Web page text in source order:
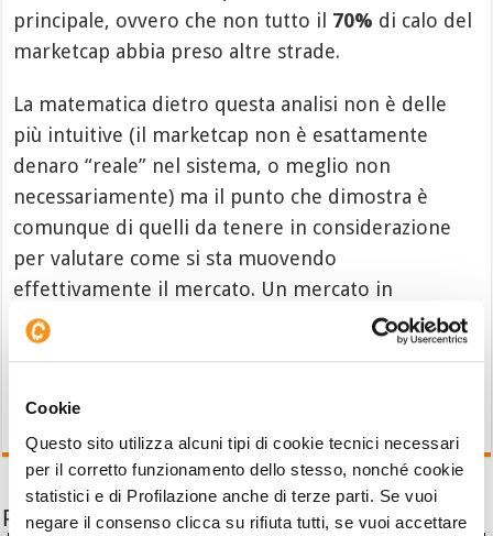
Cookie
Questo sito utilizza alcuni tipi di cookie tecnici necessari
per il corretto funzionamento dello stesso, nonché cookie
statistici e di Profilazione anche di terze parti. Se vuoi
negare il consenso clicca su rifiuta tutti, se vuoi accettare
principale, ovvero che non tutto il 70% di calo del
marketcap abbia preso altre strade.
La matematica dietro questa analisi non è delle
più intuitive (il marketcap non è esattamente
denaro “reale” nel sistema, o meglio non
necessariamente) ma il punto che dimostra è
comunque di quelli da tenere in considerazione
per valutare come si sta muovendo
effettivamente il mercato. Un mercato in
difficoltà, ma non per questo morto.
Potrebbe interessarti anche